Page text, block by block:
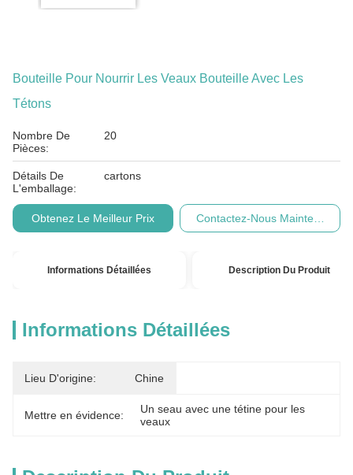
Bouteille Pour Nourrir Les Veaux Bouteille Avec Les
Tétons
Nombre De
Pièces:
20
Détails De
L'emballage:
cartons
Obtenez Le Meilleur Prix Contactez-Nous Maintenant
Informations Détaillées Description Du Produit
Informations Détaillées
Lieu D'origine: Chine
Mettre en évidence:
Un seau avec une tétine pour les
veaux